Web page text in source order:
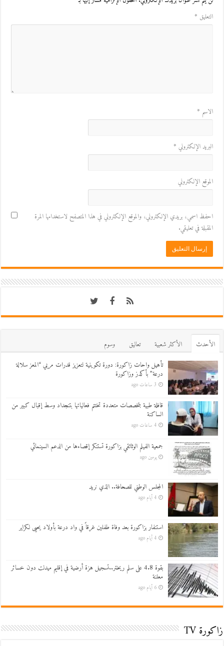
التعليق *
الاسم *
البريد الإلكتروني *
الموقع الإلكتروني
احفظ اسمي، بريدي الإلكتروني، والموقع الإلكتروني في هذا المتصفح لاستخدامها المرة
المقبلة في تعليقي.
اﻷحدث اﻷكثر شعبية تعاليق
وسوم
تأهيل واحات زاكورة: دورة تكوينية لتعزيز قدرات مربي “المعز سلالة
درعة” بأكدز وزاكورة
3 ساعات ago
قافلة طبية بتخصصات متعددة تختتم فعالياتها بتنجداد وسط إقبال كبير من
الساكنة
4 ساعات ago
جمعية الفيلم الوثائقي بزاكورة تستنكر إقصاءها من الدعم السينمائي
يومين ago
المجلس الوطني للصحافة.. الذي نريد
4 أيام ago
استنفار بزاكورة بعد وفاة طفلين غرقاً في واد درعة بأولاد يحيى لكراير
4 أيام ago
بقوة 4.8 على سلم ريختر..تسجيل هزة أرضية في إقليم ميدلت دون خسائر
معلنة
6 أيام ago
زاكورة TV